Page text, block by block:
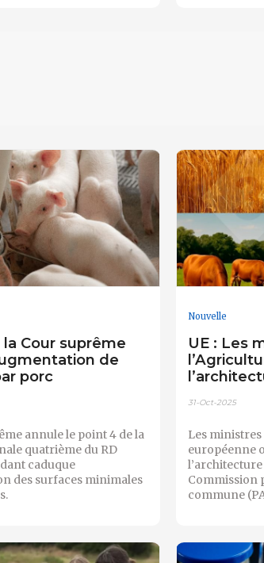
la Cour suprême
de
porc
annule le point 4 de la
quatrième du RD
caduque
des surfaces minimales
Nouvelle
UE : Les
31-Oct-2025
Les ministres
européenne
Commission
commune